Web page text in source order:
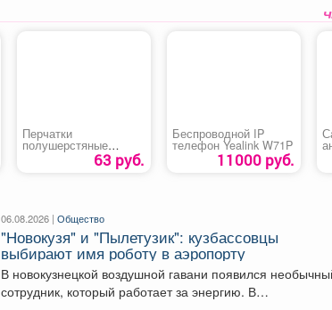
Перчатки
полушерстяные
двойные с ПВХ63 руб.
Беспроводной IP
телефон Yealink W71P
11000 руб.
06.08.2026 |Общество
"Новокузя" и "Пылетузик": кузбассовцы
выбирают имя роботу в аэропорту
В новокузнецкой воздушной гавани появился
сотрудник, который работает за энергию. В